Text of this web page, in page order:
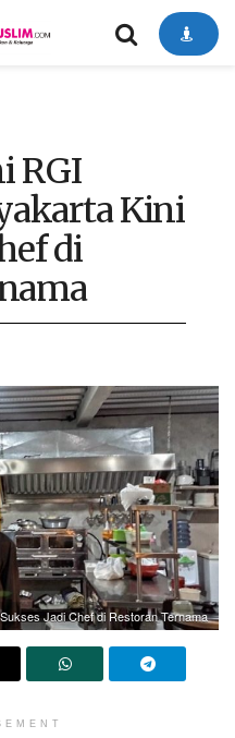
RGI
Kini
di
Jadi Chef di Restoran Ternama